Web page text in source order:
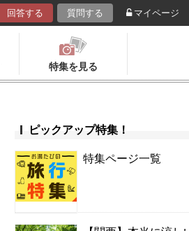
回答する 質問する マイページ
特集を見る
ピックアップ特集！
特集ページ一覧